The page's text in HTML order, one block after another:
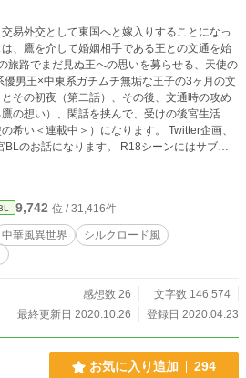
易外交として東国へと嫁入りすることになっ
、鷹を介して婚姻相手である王との文通を始
旅路でまだ見ぬ王への思いを募らせる、天使の
その初夜（第二話）、その後、文通時の攻め
の想い）、閑話を挟んで、受けの後宮生活
の希い＜連載中＞）になります。 Twitter企画、
になります。 R18シーンにはサブタ
「♡」がついています
9,742 位 / 31,416件
中華風異世界
シルクロード風
感想数 26
文字数 146,574
最終更新日 2020.10.26
登録日 2020.04.23
お気に入り追加 294